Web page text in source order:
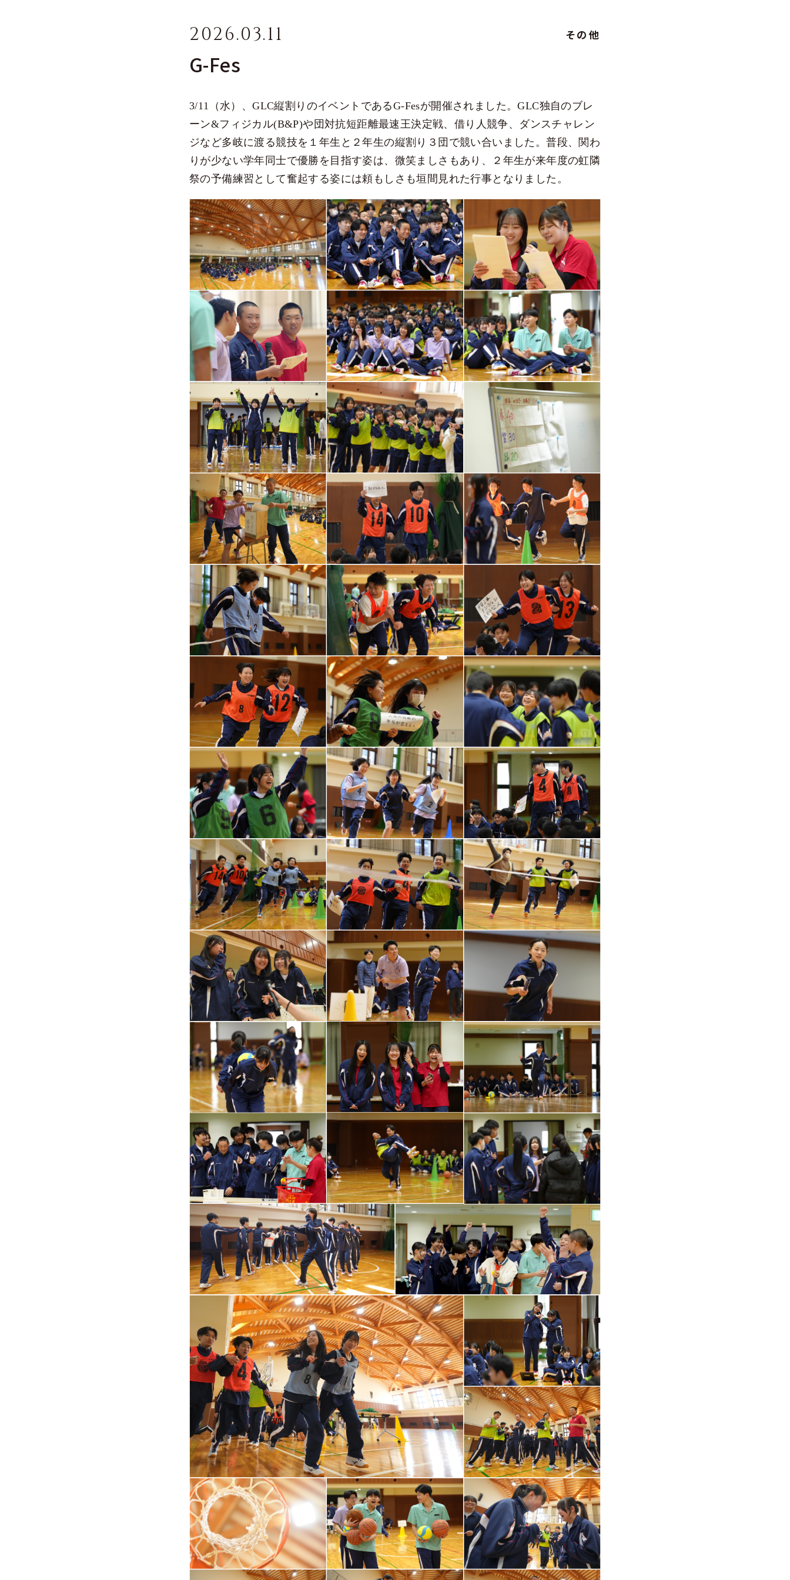
スクールポリシー
特徴的な学習指導
学校生活
スクールライフ
クラブ活動
進路指導
３年間を見通したキャリア教育
充実の指定校推薦
総合型選抜への対策
進路実績
入試情報
募集要項
説明会行事
よくあるご質問 入試Q&A
過去の入試結果
Web出願
卒業生の皆さまへ
各種証明書の発行について
教育実習の申込について
保護者の皆さまへ
Tea time
在校生（各種届け出）
罹患証明書
インフルエンザ・コロナ等欠席報告書
2026.03.11 その他
G-Fes
3/11（水）、GLC縦割りのイベントであるG-Fesが開催されました。GLC独自のブレ
ーン&フィジカル(B&P)や団対抗短距離最速王決定戦、借り人競争、ダンスチャレン
ジなど多岐に渡る競技を１年生と２年生の縦割り３団で競い合いました。普段、関わ
りが少ない学年同士で優勝を目指す姿は、微笑ましさもあり、２年生が来年度の虹隣
祭の予備練習として奮起する姿には頼もしさも垣間見れた行事となりました。